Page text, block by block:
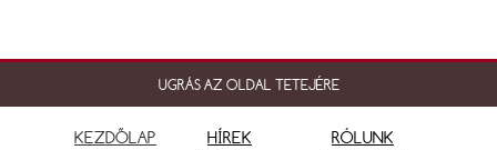
UGRÁS AZ OLDAL TETEJÉRE
KEZDŐLAP HÍREK RÓLUNK